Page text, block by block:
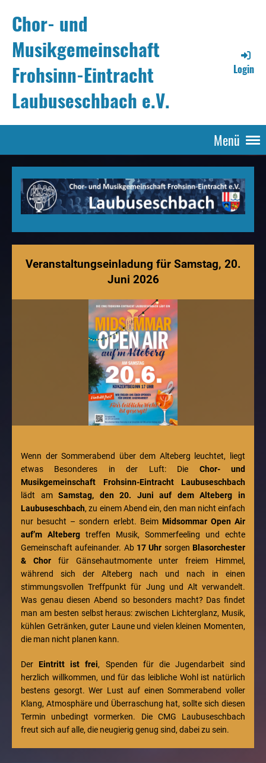
Chor- und
Musikgemeinschaft
Frohsinn-Eintracht
Laubuseschbach e.V.
Login
Menü
Veranstaltungseinladung für Samstag, 20.
Juni 2026
Wenn der Sommerabend über dem Alteberg leuchtet, liegt
etwas Besonderes in der Luft: Die Chor- und
Musikgemeinschaft Frohsinn-Eintracht Laubuseschbach
lädt amSamstag, den 20. Juni auf dem Alteberg in
Laubuseschbach, zu einem Abend ein, den man nicht einfach
nur besucht – sondern erlebt. Beim Midsommar Open Air
auf’m Alteberg treffen Musik, Sommerfeeling und echte
Gemeinschaft aufeinander. Ab 17 Uhr sorgenBlasorchester
& Chorfür Gänsehautmomente unter freiem Himmel,
während sich der Alteberg nach und nach in einen
stimmungsvollen Treffpunkt für Jung und Alt verwandelt.
Was genau diesen Abend so besonders macht? Das findet
man am besten selbst heraus: zwischen Lichterglanz, Musik,
kühlen Getränken, guter Laune und vielen kleinen Momenten,
die man nicht planen kann.
DerEintritt ist frei, Spenden für die Jugendarbeit sind
herzlich willkommen, und für das leibliche Wohl ist natürlich
bestens gesorgt. Wer Lust auf einen Sommerabend voller
Klang, Atmosphäre und Überraschung hat, sollte sich diesen
Termin unbedingt vormerken. Die CMG Laubuseschbach
freut sich auf alle, die neugierig genug sind, dabei zu sein.